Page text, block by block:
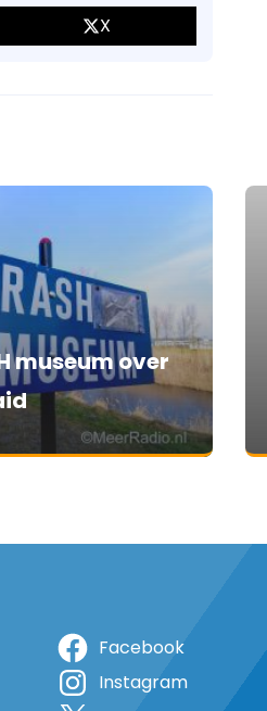
X
museum over
Facebook
Instagram